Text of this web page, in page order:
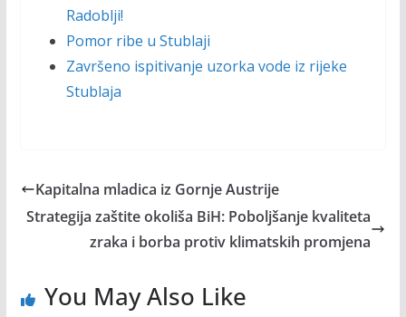
Radoblji!
Pomor ribe u Stublaji
Završeno ispitivanje uzorka vode iz rijeke
Stublaja
Kapitalna mladica iz Gornje Austrije
Strategija zaštite okoliša BiH: Poboljšanje kvaliteta
zraka i borba protiv klimatskih promjena
You May Also Like